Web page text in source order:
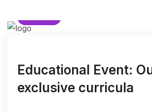
Educational Event:
exclusive curricula